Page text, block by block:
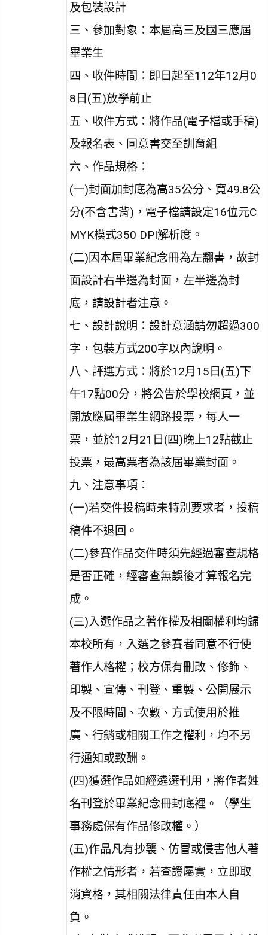
及包裝設計
三、參加對象：本屆高三及國三應屆
畢業生
四、收件時間：即日起至112年12月0
8日(五)放學前止
五、收件方式：將作品(電子檔或手稿)
及報名表、同意書交至訓育組
六、作品規格：
(一)封面加封底為高35公分、寬49.8公
分(不含書背)，電子檔請設定16位元C
MYK模式350 DPI解析度。
(二)因本屆畢業紀念冊為左翻書，故封
面設計右半邊為封面，左半邊為封
底，請設計者注意。
七、設計說明：設計意涵請勿超過300
字，包裝方式200字以內說明。
八、評選方式：將於12月15日(五)下
午17點00分，將公告於學校網頁，並
開放應屆畢業生網路投票，每人一
票，並於12月21日(四)晚上12點截止
投票，最高票者為該屆畢業封面。
九、注意事項：
(一)若交件投稿時未特別要求者，投稿
稿件不退回。
(二)參賽作品交件時須先經過審查規格
是否正確，經審查無誤後才算報名完
成。
(三)入選作品之著作權及相關權利均歸
本校所有，入選之參賽者同意不行使
著作人格權；校方保有刪改、修飾、
印製、宣傳、刊登、重製、公開展示
及不限時間、次數、方式使用於推
廣、行銷或相關工作之權利，均不另
行通知或致酬。
(四)獲選作品如經遴選刊用，將作者姓
名刊登於畢業紀念冊封底裡。（學生
事務處保有作品修改權。）
(五)作品凡有抄襲、仿冒或侵害他人著
作權之情形者，若查證屬實，立即取
消資格，其相關法律責任由本人自
負。